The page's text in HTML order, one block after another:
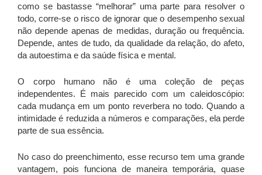
como se bastasse “melhorar” uma parte para resolver o
todo, corre-se o risco de ignorar que o desempenho sexual
não depende apenas de medidas, duração ou frequência.
Depende, antes de tudo, da qualidade da relação, do afeto,
da autoestima e da saúde física e mental.
O corpo humano não é uma coleção de peças
independentes. É mais parecido com um caleidoscópio:
cada mudança em um ponto reverbera no todo. Quando a
intimidade é reduzida a números e comparações, ela perde
parte de sua essência.
No caso do preenchimento, esse recurso tem uma grande
vantagem, pois funciona de maneira temporária, quase